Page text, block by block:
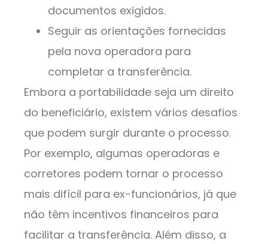
documentos exigidos.
Seguir as orientações fornecidas
pela nova operadora para
completar a transferência.
Embora a portabilidade seja um direito
do beneficiário, existem vários desafios
que podem surgir durante o processo.
Por exemplo, algumas operadoras e
corretores podem tornar o processo
mais difícil para ex-funcionários, já que
não têm incentivos financeiros para
facilitar a transferência. Além disso, a